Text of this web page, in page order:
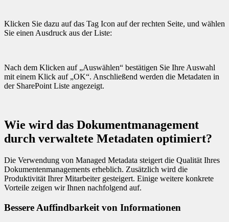
Klicken Sie dazu auf das Tag Icon auf der rechten Seite, und wählen
Sie einen Ausdruck aus der Liste:
Nach dem Klicken auf „Auswählen“ bestätigen Sie Ihre Auswahl
mit einem Klick auf „OK“. Anschließend werden die Metadaten in
der SharePoint Liste angezeigt.
Wie wird das Dokumentmanagement
durch verwaltete Metadaten optimiert?
Die Verwendung von Managed Metadata steigert die Qualität Ihres
Dokumentenmanagements erheblich. Zusätzlich wird die
Produktivität Ihrer Mitarbeiter gesteigert. Einige weitere konkrete
Vorteile zeigen wir Ihnen nachfolgend auf.
Bessere Auffindbarkeit von Informationen